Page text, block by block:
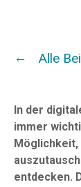
Alle
In der
immer
entdecken.